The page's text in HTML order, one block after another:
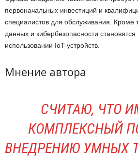
первоначальных инвестиций и
специалистов для обслуживания. Кроме
данных и кибербезопасности
использовании IoT-устройств.
Мнение автора
СЧИТАЮ, ЧТО
КОМПЛЕКСНЫЙ
ВНЕДРЕНИЮ УМНЫХ